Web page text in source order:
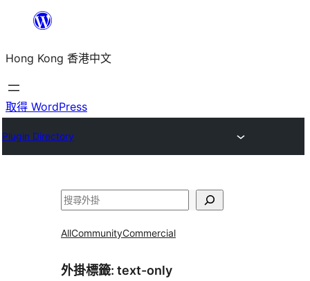
主
要
內
Hong Kong 香港中文
取得 WordPress
Plugin Directory
搜
AllCommunityCommercial
外掛標籤: text-only